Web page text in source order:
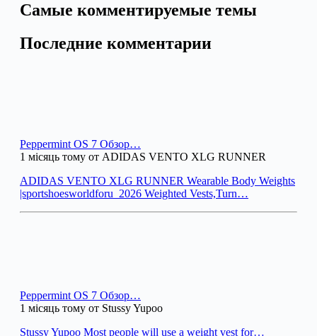
Самые комментируемые темы
Последние комментарии
Peppermint OS 7 Обзор…
1 місяць тому от ADIDAS VENTO XLG RUNNER
ADIDAS VENTO XLG RUNNER Wearable Body Weights
|sportshoesworldforu_2026 Weighted Vests,Turn…
Peppermint OS 7 Обзор…
1 місяць тому от Stussy Yupoo
Stussy Yupoo Most people will use a weight vest for…